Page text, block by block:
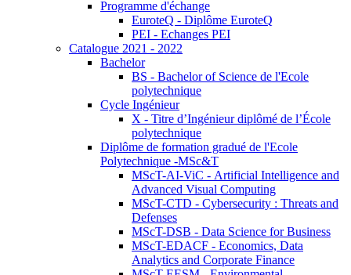
Programme d'échange
EuroteQ - Diplôme EuroteQ
PEI - Echanges PEI
Catalogue 2021 - 2022
Bachelor
BS - Bachelor of Science de l'Ecole
polytechnique
Cycle Ingénieur
X - Titre d’Ingénieur diplômé de l’École
polytechnique
Diplôme de formation gradué de l'Ecole
Polytechnique -MSc&T
MScT-AI-ViC - Artificial Intelligence and
Advanced Visual Computing
MScT-CTD - Cybersecurity : Threats and
Defenses
MScT-DSB - Data Science for Business
MScT-EDACF - Economics, Data
Analytics and Corporate Finance